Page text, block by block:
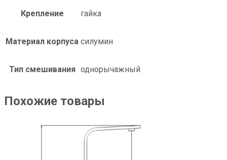
Крепление гайка
Материал корпуса силумин
Тип смешивания однорычажный
Похожие товары